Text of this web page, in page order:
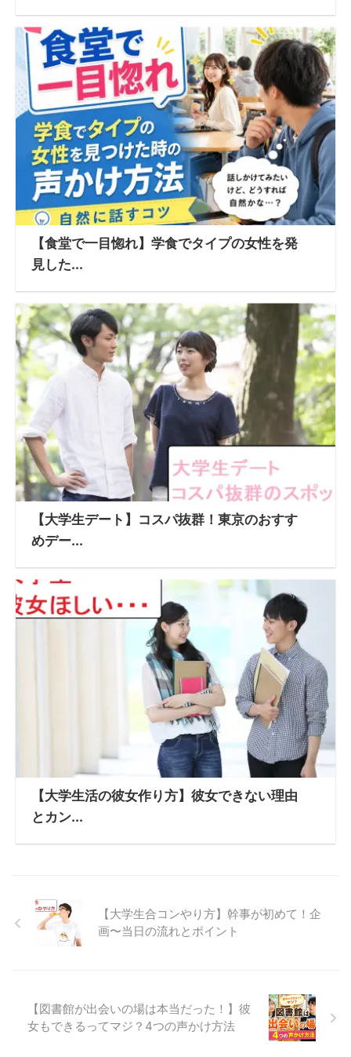
【食堂で一目惚れ】学食でタイプの女性を発
見した...
【大学生デート】コスパ抜群！東京のおすす
めデー...
【大学生活の彼女作り方】彼女できない理由
とカン...
【大学生合コンやり方】幹事が初めて！企
画〜当日の流れとポイント
【図書館が出会いの場は本当だった！】彼
女もできるってマジ？4つの声かけ方法